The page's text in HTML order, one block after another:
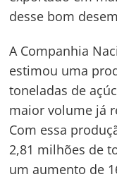
desse bom
A Companhia
estimou uma
toneladas de
maior volume já
Com essa
2,81 milhões de
um aumento de
Navegação
de
Post